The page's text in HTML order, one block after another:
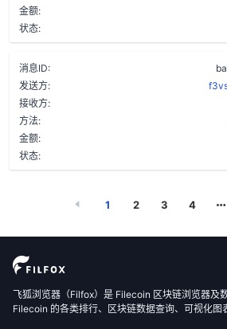
金额:
状态:
消息ID:
发送方:
接收方:
方法:
金额:
状态:
1 2 3 4
飞狐浏览器（Filfox）是 Filecoin 区块链浏览器及
Filecoin 的各类排行、区块链数据查询、可视化图